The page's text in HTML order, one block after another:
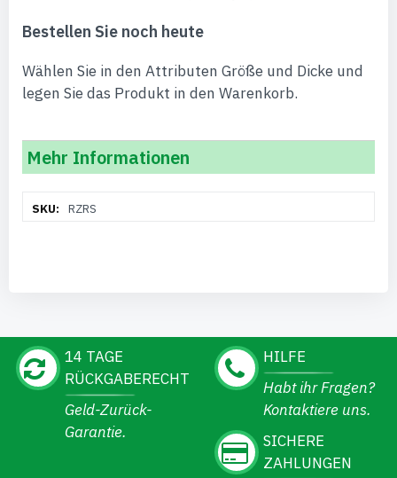
Bestellen Sie noch heute
Wählen Sie in den Attributen Größe und Dicke und
legen Sie das Produkt in den Warenkorb.
Mehr Informationen
Informationen
RZRS
14 TAGE
RÜCKGABERECHT
Geld-Zurück-
Garantie.
HILFE
Habt ihr Fragen?
Kontaktiere uns.
SICHERE
ZAHLUNGEN